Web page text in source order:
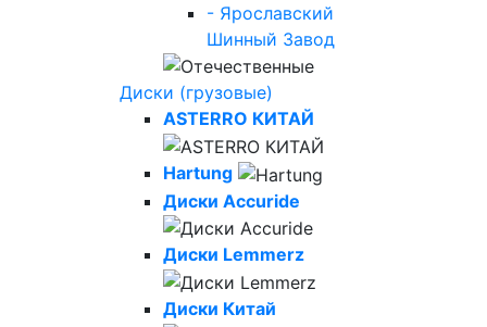
- Ярославский
Шинный Завод
Диски (грузовые)
ASTERRO КИТАЙ
Hartung
Диски Accuride
Диски Lemmerz
Диски Китай